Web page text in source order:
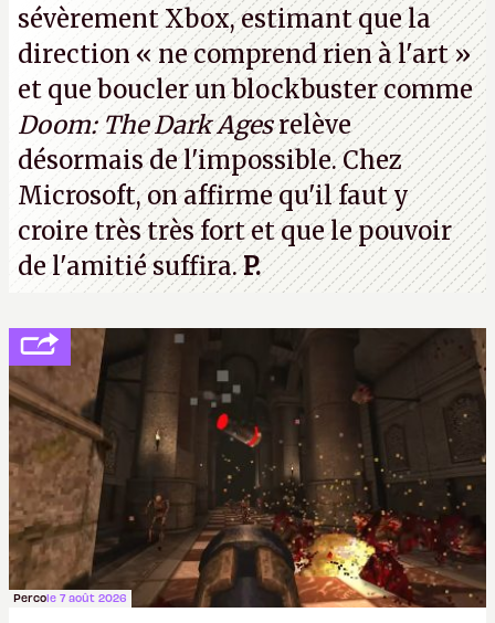
sévèrement Xbox, estimant que la
direction« ne comprend rien à l'art »
et que boucler un blockbuster comme
Doom: The Dark Agesrelève
désormais de l'impossible. Chez
Microsoft, on affirme qu'il faut y
croire très très fort et que le pouvoir
de l'amitié suffira.P.
Percole 7 août 2026